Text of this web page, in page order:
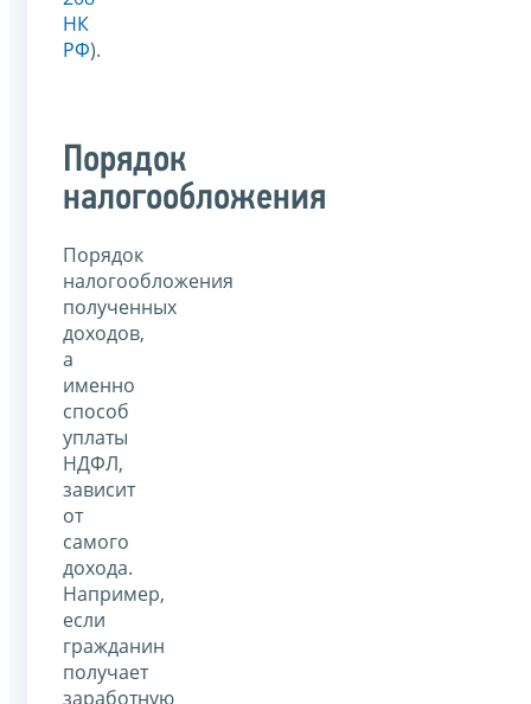
НК
РФ).
Порядок
налогообложения
Порядок
налогообложения
полученных
доходов,
а
именно
способ
уплаты
НДФЛ,
зависит
от
самого
дохода.
Например,
если
гражданин
получает
заработную